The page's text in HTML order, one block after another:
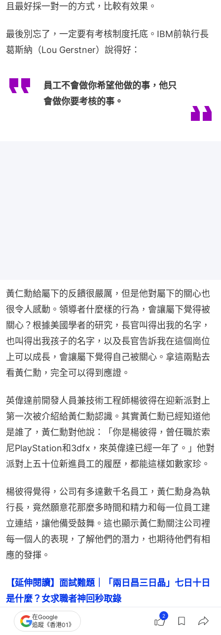
且最好採一對一的方式，比較有效果。
最後別忘了，一定要有考核制度托底。IBM前執行長
葛斯納（Lou Gerstner）說得好：
員工不會做你希望他做的事，他只
會做你要考核的事。
黃仁勳給屬下的反饋很嚴厲，但是他對屬下的關心也
很令人感動。領導者什麼樣的行為，會讓屬下覺得被
關心？根據美國學者的研究，長官叫得出我的名字，
也叫得出我孩子的名字，以及長官告訴我在這個崗位
上可以成長，會讓屬下覺得自己被關心。拿這兩點去
看黃仁勳，完全可以得到應證。
英偉達前開發人員兼技術工程師楊彼得在迎新派對上
第一次被介紹給黃仁勳認識。其實黃仁勳已經知道他
是誰了，黃仁勳對他說：「你是楊彼得，曾任職於索
尼PlayStation和3dfx，來英偉達已經一年了。」他對
派對上五十位新進員工的履歷，都能這樣如數家珍。
楊彼得覺得，公司有多達數千名員工，黃仁勳身為執
行長，竟然願意花那麼多時間和精力和每一位員工建
立連結，讓他備受鼓舞。這也顯示黃仁勳關注公司裡
每一個人的表現，了解他們的潛力，也期待他們有相
應的發揮。
【延伸閱讀】面試難題｜「兩日昌三日晶」七日十日
是什麼？女求職者神回秒取錄
在Google
追蹤《香港01》
2